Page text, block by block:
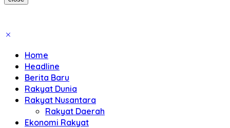
Home
Headline
Berita Baru
Rakyat Dunia
Rakyat Nusantara
Rakyat Daerah
Ekonomi Rakyat